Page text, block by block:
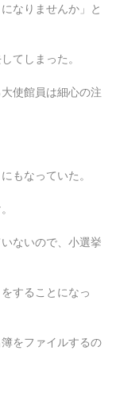
なりませんか」と
てしまった。
使館員は細心の注
もなっていた。
ないので、小選挙
することになっ
をファイルするの